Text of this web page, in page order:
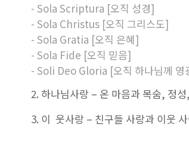
- Sola Scriptura [오직 성경]
- Sola Christus [오직 그리스도]
- Sola Gratia [오직 은혜]
- Sola Fide [오직 믿음]
- Soli Deo Gloria [오직 하나님께 영
2. 하나님사랑 – 온 마음과 목숨, 정
3. 이 웃사랑 – 친구들 사랑과 이웃